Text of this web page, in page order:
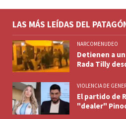
LAS MÁS LEÍDAS DEL
NARCOMENUDEO
Detienen a
Rada Tilly
VIOLENCIA DE
El partido de
"dealer"